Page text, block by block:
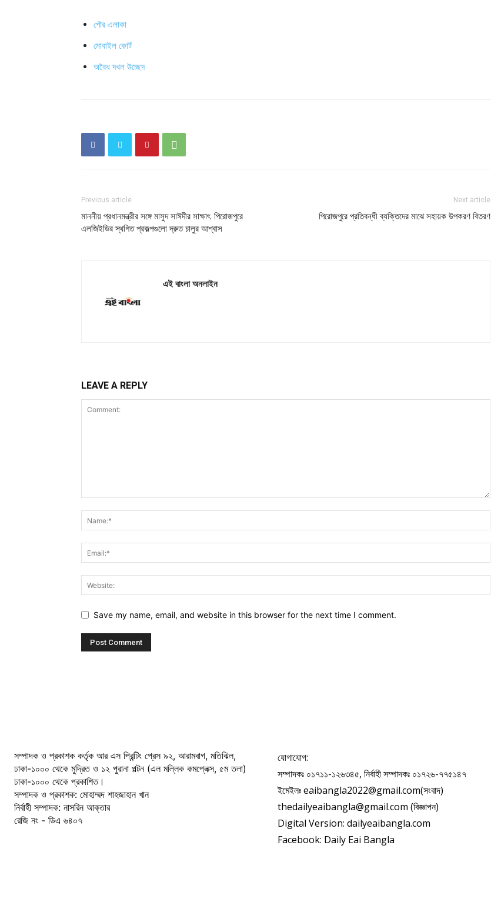
পৌর এলাকা
মোবাইল কোর্ট
অবৈধ দখল উচ্ছেদ
Previous article
মাননীয় প্রধানমন্ত্রীর সঙ্গে মাসুদ সাঈদীর সাক্ষাৎ: পিরোজপুরে
এলজিইডির স্থগিত প্রকল্পগুলো দ্রুত চালুর আশ্বাস
Next article
পিরোজপুরে প্রতিবন্ধী ব্যক্তিদের মাঝে সহায়ক উপকরণ বিতরণ
এই বাংলা অনলাইন
LEAVE A REPLY
Save my name, email, and website in this browser for the next time I comment.
সম্পাদক ও প্রকাশক কর্তৃক আর এস প্রিন্টিং প্রেস ৯২, আরামবাগ, মতিঝিল,
ঢাকা-১০০০ থেকে মুদ্রিত ও ১২ পুরানা পল্টন (এল মল্লিক কমপ্লেক্স, ৫ম তলা)
ঢাকা-১০০০ থেকে প্রকাশিত।
সম্পাদক ও প্রকাশক: মোহাম্মদ শাহজাহান খান
নির্বাহী সম্পাদক: নাসরিন আক্তার
রেজি নং - ডিএ ৬৪০৭
যোগাযোগ:
সম্পাদকঃ ০১৭১১-১২৬৩৪৫, নির্বাহী সম্পাদকঃ ০১৭২৬-৭৭৫১৪৭
ইমেইলঃ eaibangla2022@gmail.com(সংবাদ)
thedailyeaibangla@gmail.com (বিজ্ঞাপন)
Digital Version: dailyeaibangla.com
Facebook: Daily Eai Bangla